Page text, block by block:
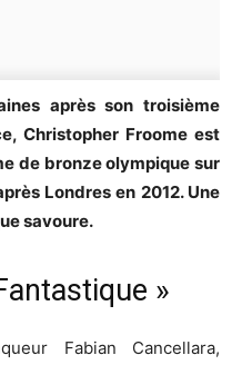
après son troisième
Christopher Froome est
de bronze olympique sur
Londres en 2012. Une
savoure.
»
Fabian Cancellara,